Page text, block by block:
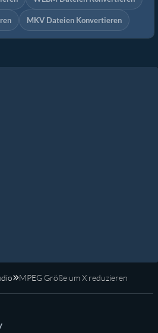
MKV Dateien Konvertieren
MPEG Größe um X reduzieren